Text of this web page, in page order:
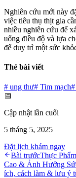
Nghiên cứu mới này
việc tiêu thụ thịt gia
nhiều nghiên cứu để
uống điều độ và lựa
để duy trì một sức
Thẻ bài viết
# ung thư# Tim mạch#
📅
Cập nhật lần cuối
5 tháng 5, 2025
Đặt lịch khám ngay
Bài trướcThực
Cao & Ảnh Hưởng
ích, cách làm & lưu ý